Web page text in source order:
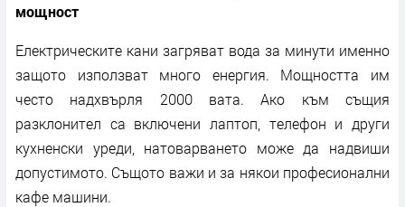
мощност
Електрическите кани загряват вода за минути именно
защото използват много енергия. Мощността им
често надхвърля 2000 вата. Ако към същия
разклонител са включени лаптоп, телефон и други
кухненски уреди, натоварването може да надвиши
допустимото. Същото важи и за някои професионални
кафе машини.